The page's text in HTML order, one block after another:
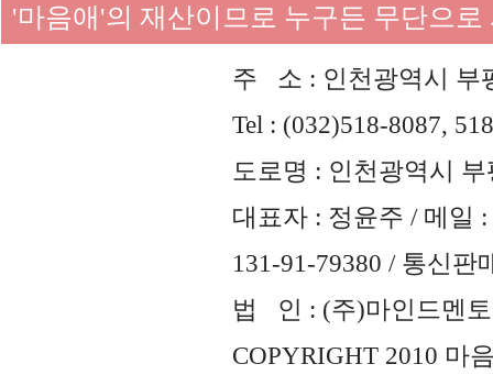
'마음애'의 재산이므로 누구든 무단으
주 소 : 인천광역시 부
Tel : (032)518-8087,
도로명 : 인천광역시
대표자 : 정윤주 / 메일 :
131-91-79380 / 통신판
법 인 : (주)마인드멘토
COPYRIGHT 2010 마